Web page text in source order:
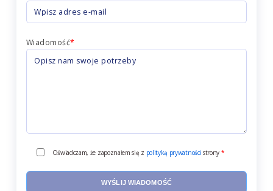
Wiadomość*
Oświadczam, że zapoznałem się z polityką prywatności strony *